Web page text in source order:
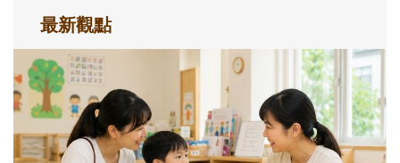
最新觀點